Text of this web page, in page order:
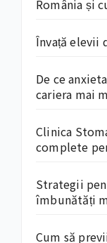
România și
Învață elevii
De ce
cariera mai
Clinica
complete
Strategii
îmbunătăți
Cum să